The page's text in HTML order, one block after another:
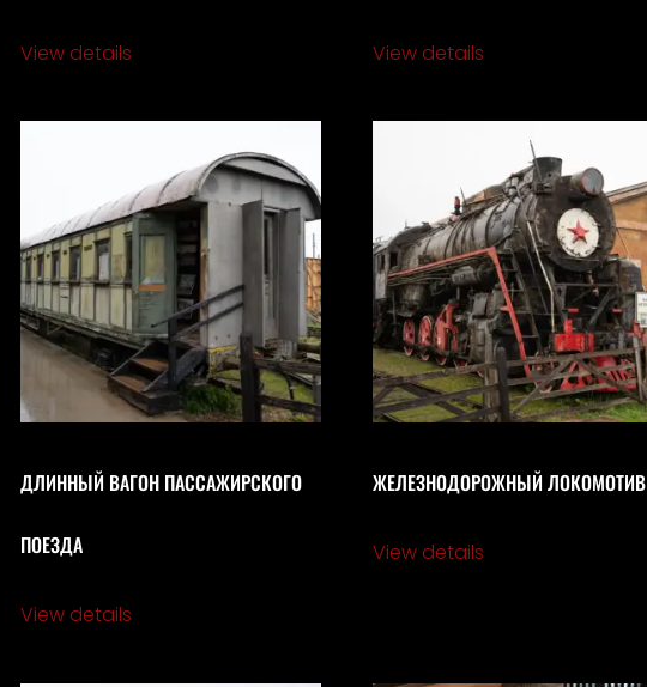
View details View details
ДЛИННЫЙ ВАГОН ПАССАЖИРСКОГО
ПОЕЗДА
View details
ЖЕЛЕЗНОДОРОЖНЫЙ ЛОКОМОТИВ
View details